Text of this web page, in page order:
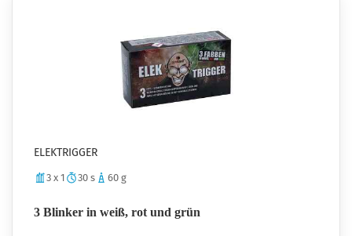
ELEKTRIGGER
3 x 1 30 s 60 g
3 Blinker in weiß, rot und grün